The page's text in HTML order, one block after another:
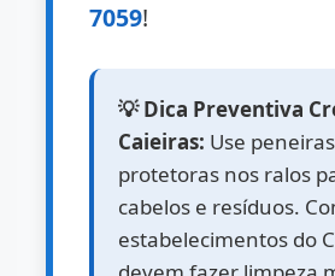
7059!
💡 Dica Preventiva
Caieiras: Use peneiras
protetoras nos ralos
cabelos e resíduos.
estabelecimentos do